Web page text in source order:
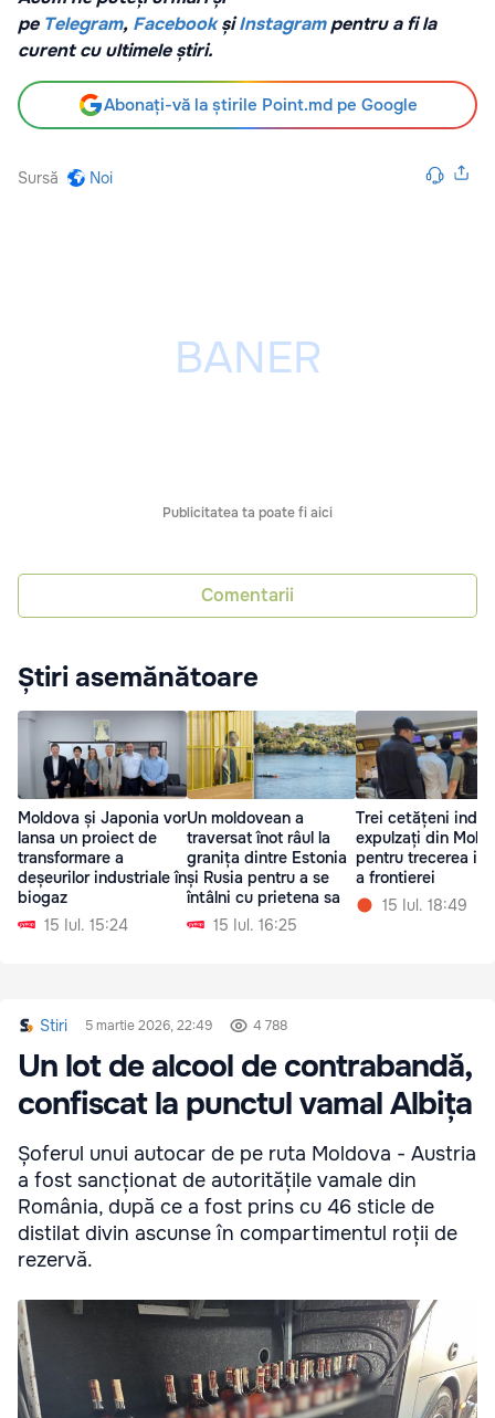
pe Telegram, Facebook șiInstagrampentru a fi la
curent cu ultimele știri.
Abonați-vă la știrile Point.md pe Google
Sursă Noi
Publicitatea ta poate fi aici
Comentarii
Știri asemănătoare
Moldova și Japonia vor
lansa un proiect de
transformare a
deșeurilor industriale în
biogaz
15 Iul. 15:24
Un moldovean a
traversat înot râul la
granița dintre Estonia
și Rusia pentru a se
întâlni cu prietena sa
15 Iul. 16:25
Trei cetățeni
expulzați din
pentru trecerea
a frontierei
15 Iul. 18:49
Stiri 5 martie 2026, 22:49 4 788
Un lot de alcool de contrabandă,
confiscat la punctul vamal Albița
Șoferul unui autocar de pe ruta Moldova - Austria
a fost sancționat de autoritățile vamale din
România, după ce a fost prins cu 46 sticle de
distilat divin ascunse în compartimentul roții de
rezervă.